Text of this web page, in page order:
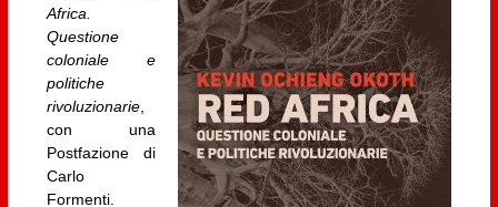
Africa.
Questione
coloniale e
politiche
rivoluzionarie,
con una
Postfazione di
Carlo
Formenti.